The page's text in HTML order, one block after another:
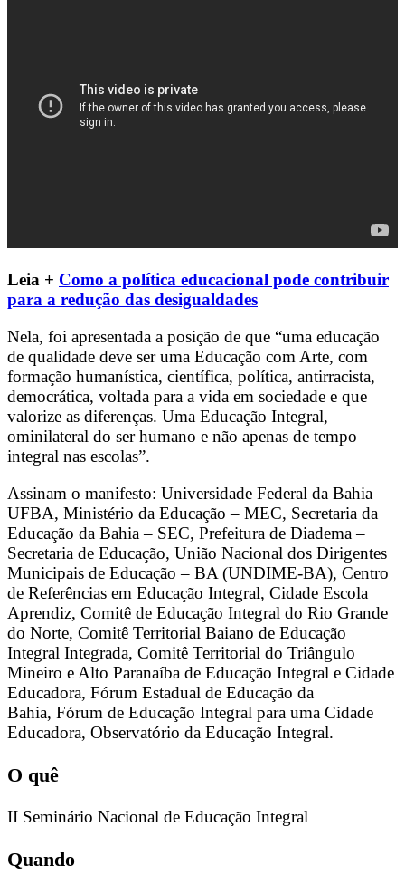
Leia + Como a política educacional pode contribuir
para a redução das desigualdades
Nela, foi apresentada a posição de que “uma educação
de qualidade deve ser uma Educação com Arte, com
formação humanística, científica, política, antirracista,
democrática, voltada para a vida em sociedade e que
valorize as diferenças. Uma Educação Integral,
ominilateral do ser humano e não apenas de tempo
integral nas escolas”.
Assinam o manifesto: Universidade Federal da Bahia –
UFBA, Ministério da Educação – MEC, Secretaria da
Educação da Bahia – SEC, Prefeitura de Diadema –
Secretaria de Educação, União Nacional dos Dirigentes
Municipais de Educação – BA (UNDIME-BA), Centro
de Referências em Educação Integral, Cidade Escola
Aprendiz, Comitê de Educação Integral do Rio Grande
do Norte, Comitê Territorial Baiano de Educação
Integral Integrada, Comitê Territorial do Triângulo
Mineiro e Alto Paranaíba de Educação Integral e Cidade
Educadora, Fórum Estadual de Educação da
Bahia, Fórum de Educação Integral para uma Cidade
Educadora, Observatório da Educação Integral.
O quê
II Seminário Nacional de Educação Integral
Quando